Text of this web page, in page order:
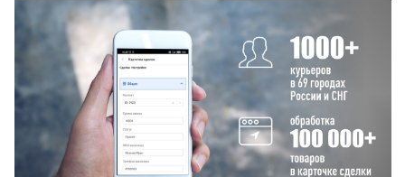
Смотреть проект